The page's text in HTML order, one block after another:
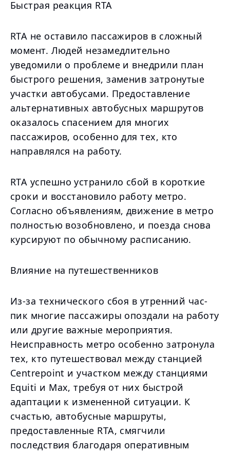
Быстрая реакция RTA
RTA не оставило пассажиров в сложный
момент. Людей незамедлительно
уведомили о проблеме и внедрили план
быстрого решения, заменив затронутые
участки автобусами. Предоставление
альтернативных автобусных маршрутов
оказалось спасением для многих
пассажиров, особенно для тех, кто
направлялся на работу.
RTA успешно устранило сбой в короткие
сроки и восстановило работу метро.
Согласно объявлениям, движение в метро
полностью возобновлено, и поезда снова
курсируют по обычному расписанию.
Влияние на путешественников
Из-за технического сбоя в утренний час-
пик многие пассажиры опоздали на работу
или другие важные мероприятия.
Неисправность метро особенно затронула
тех, кто путешествовал между станцией
Centrepoint и участком между станциями
Equiti и Max, требуя от них быстрой
адаптации к измененной ситуации. К
счастью, автобусные маршруты,
предоставленные RTA, смягчили
последствия благодаря оперативным